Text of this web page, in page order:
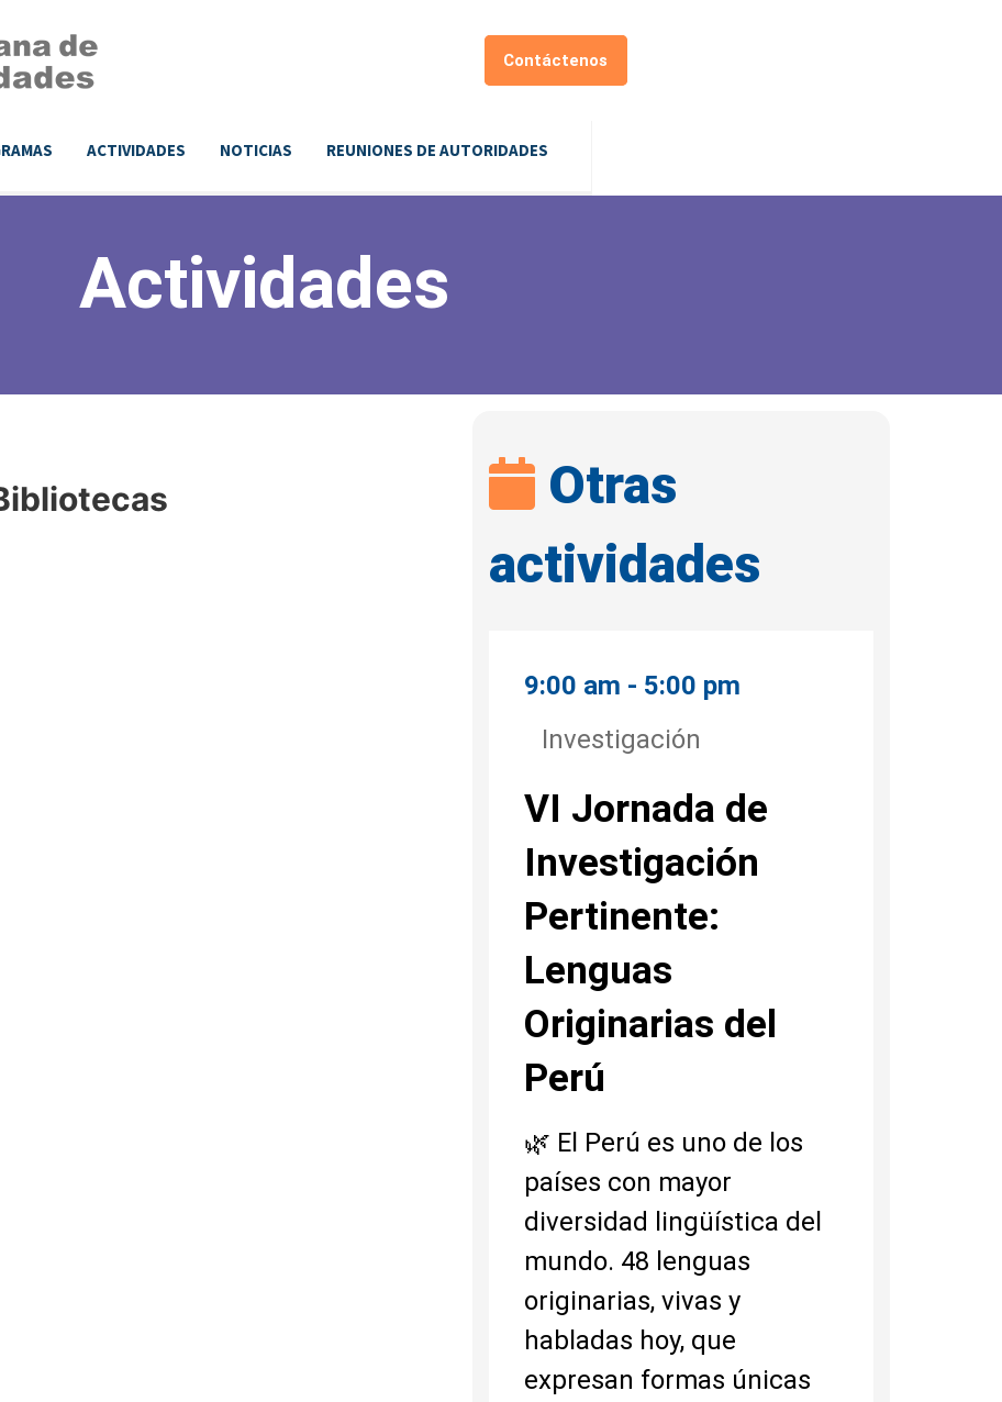
Contáctenos
ACTIVIDADES NOTICIAS REUNIONES DE AUTORIDADES
Actividades
Otras
actividades
9:00 am - 5:00 pm
Investigación
VI Jornada de
Investigación
Pertinente:
Lenguas
Originarias del
Perú
🌿 El Perú es uno de los
países con mayor
diversidad lingüística del
mundo. 48 lenguas
originarias, vivas y
habladas hoy, que
expresan formas únicas